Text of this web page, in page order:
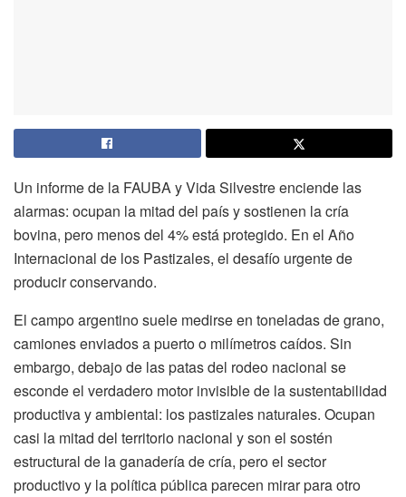
Un informe de la FAUBA y Vida Silvestre enciende las
alarmas: ocupan la mitad del país y sostienen la cría
bovina, pero menos del 4% está protegido. En el Año
Internacional de los Pastizales, el desafío urgente de
producir conservando.
El campo argentino suele medirse en toneladas de grano,
camiones enviados a puerto o milímetros caídos. Sin
embargo, debajo de las patas del rodeo nacional se
esconde el verdadero motor invisible de la sustentabilidad
productiva y ambiental: los pastizales naturales. Ocupan
casi la mitad del territorio nacional y son el sostén
estructural de la ganadería de cría, pero el sector
productivo y la política pública parecen mirar para otro